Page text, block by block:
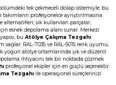
tek çekmeceli dolap sistemiyle, bu
profesyonelce ayrıştırılmasına
alternatifleri; sık kullanılan parçalar,
esnek depolama alanı sunar. Merkezi
bu Atölye Çalışma Tezgahı
RAL-7035 ve RAL-5015 renk uyumu,
yoğun atölye ortamlarında şık ve düzenli
ihtiyacını tek bir noktada çözmek
profesyonel ekipler için en güçlü seçenektir.
Tezgahı ile operasyonel süreçlerinizi